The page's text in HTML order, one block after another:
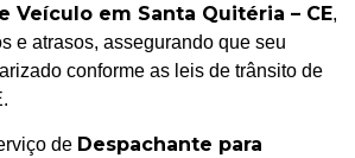
Veículo em Santa Quitéria – CE,
e atrasos, assegurando que seu
conforme as leis de trânsito de
de Despachante para